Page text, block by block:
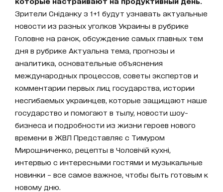
Зрители Сніданку з 1+1 будут узнавать актуальные
новости из разных уголков Украины в рубрике
Головне на ранок, обсуждение самых главных тем
дня в рубрике Актуальна тема, прогнозы и
аналитика, основательные объяснения
международных процессов, советы экспертов и
комментарии первых лиц государства, истории
несгибаемых украинцев, которые защищают наше
государство и помогают в тылу, новости шоу-
бизнеса и подробности из жизни героев нового
времени в ЖВЛ Представляє с Тимуром
Мирошниченко, рецепты в Чоловічій кухні,
интервью с интересными гостями и музыкальные
новинки – все самое важное, чтобы быть готовым к
новому дню.